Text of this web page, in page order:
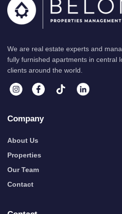
We are real estate experts and
fully furnished apartments in central
clients around the world.
Company
About Us
Properties
Our Team
Contact